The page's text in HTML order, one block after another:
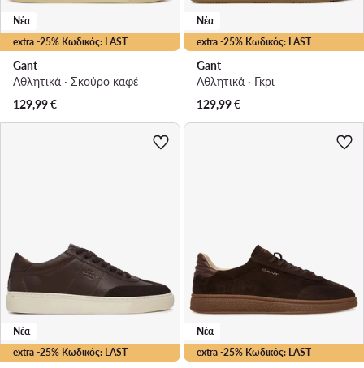
extra -25% Κωδικός: LAST
Νέα
Gant
Αθλητικά · Σκούρο καφέ
129,99€
extra -25% Κωδικός: LAST
Νέα
Gant
Αθλητικά · Γκρι
129,99€
extra -25% Κωδικός: LAST
Νέα
extra -25% Κωδικός: LAST
Νέα